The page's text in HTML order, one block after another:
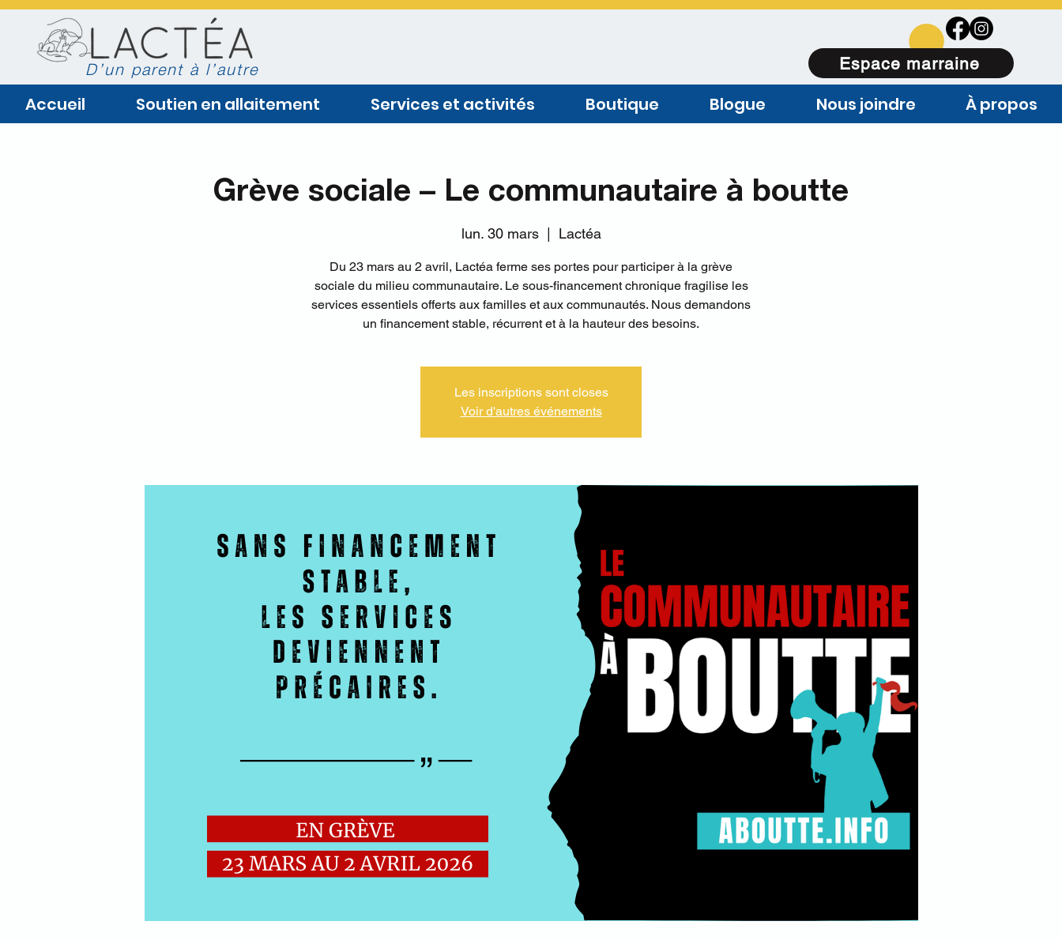
D’un parent à l’autre Espace marraine
Accueil Soutien en allaitement Services et activités Boutique Blogue Nous joindre À propos
Grève sociale – Le communautaire à boutte
lun. 30 mars
  |
Lactéa
Du 23 mars au 2 avril, Lactéa ferme ses portes pour participer à la grève
sociale du milieu communautaire. Le sous-financement chronique fragilise les
services essentiels offerts aux familles et aux communautés. Nous demandons
un financement stable, récurrent et à la hauteur des besoins.
Les inscriptions sont closes
Voir d'autres événements